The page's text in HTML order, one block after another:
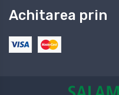
Achitarea prin